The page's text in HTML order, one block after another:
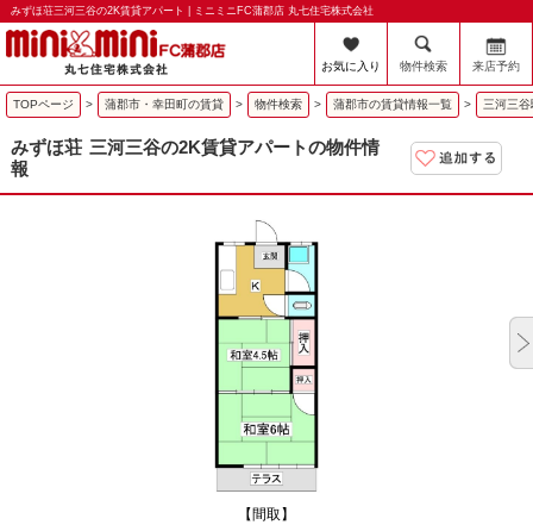
みずほ荘三河三谷の2K賃貸アパート | ミニミニFC蒲郡店 丸七住宅株式会社
お気に入り 物件検索 来店予約
TOPページ > 蒲郡市・幸田町の賃貸 > 物件検索 > 蒲郡市の賃貸情報一覧 > 三河三
みずほ荘 三河三谷の2K賃貸アパートの物件情
報
【間取】